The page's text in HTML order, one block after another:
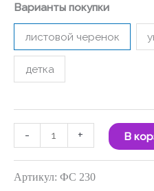
Варианты покупки
листовой черенок
детка
- + В
Артикул: ФС 230